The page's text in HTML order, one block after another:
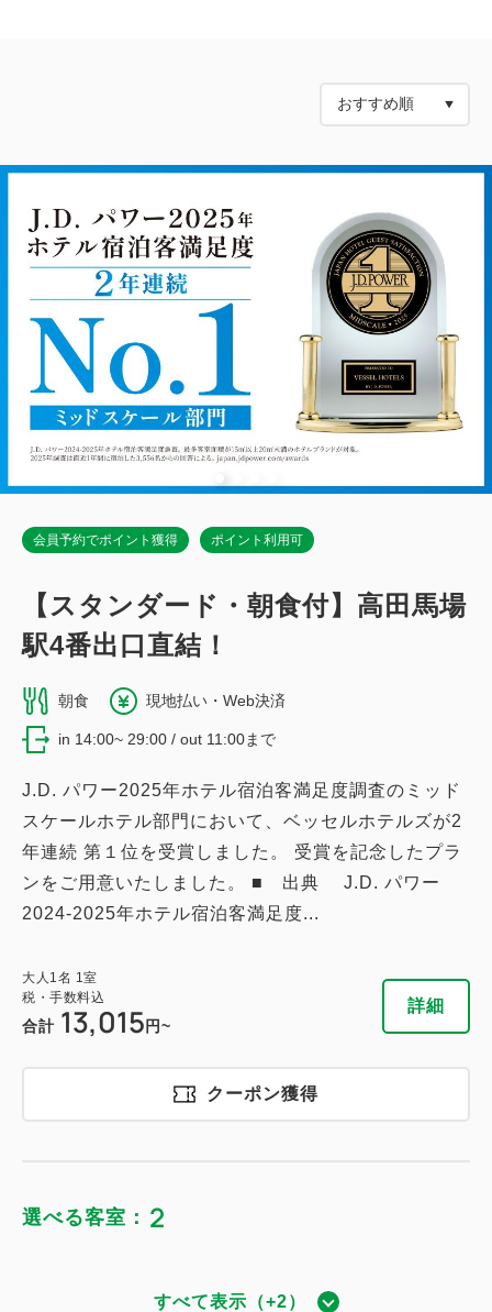
会員予約でポイント獲得 ポイント利用可
【スタンダード・朝食付】高田馬場
駅4番出口直結！
朝食 現地払い・Web決済
in 14:00~ 29:00 / out 11:00まで
J.D. パワー2025年ホテル宿泊客満足度調査のミッド
スケールホテル部門において、ベッセルホテルズが2
年連続 第１位を受賞しました。 受賞を記念したプラ
ンをご用意いたしました。 ■ 出典 J.D. パワー
2024-2025年ホテル宿泊客満足度...
大人 1 名 1 室
税・手数料込
合計 13,015 円~
詳細
クーポン獲得
選べる客室： 2
すべて表示（+2）